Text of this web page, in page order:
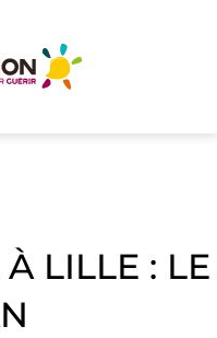
LILLE : LE